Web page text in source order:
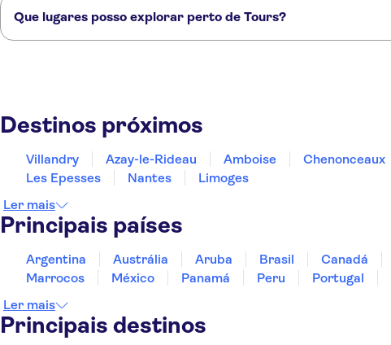
Que lugares posso explorar perto de Tours?
Destinos próximos
Villandry Azay-le-Rideau Amboise Chenonceaux
Les Epesses
Nantes
Limoges
Ler mais
Principais países
Argentina Austrália Aruba Brasil Canadá
Marrocos
México Panamá Peru Portugal
Ler mais
Principais destinos